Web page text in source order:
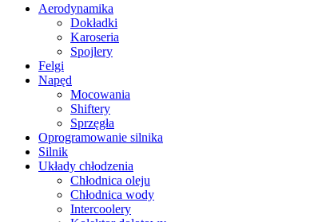
Aerodynamika
Dokładki
Karoseria
Spojlery
Felgi
Napęd
Mocowania
Shiftery
Sprzęgła
Oprogramowanie silnika
Silnik
Układy chłodzenia
Chłodnica oleju
Chłodnica wody
Intercoolery